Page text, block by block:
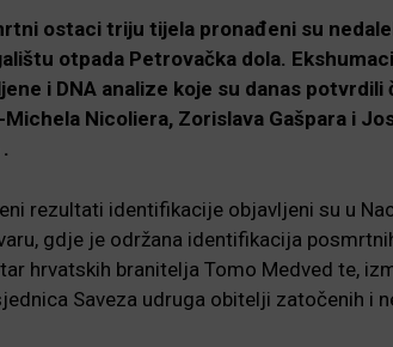
ostaci triju tijela pronađeni su
otpada Petrovačka dola.
i DNA analize koje su danas
Nicoliera, Zorislava Gašpara i
rezultati identifikacije objavljeni su u
gdje je održana identifikacija
hrvatskih branitelja Tomo Medved te,
Saveza udruga obitelji zatočenih i